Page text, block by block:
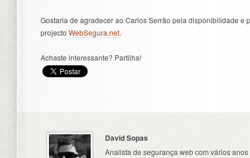
Gostaria de agradecer ao Carlos Serrão pela disponibilidade e
projecto WebSegura.net.
Achaste interessante? Partilha!
David Sopas
Analista de segurança web com vários